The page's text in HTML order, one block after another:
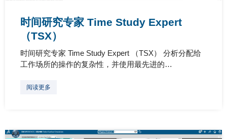
时间研究专家 Time Study Expert
（TSX）
时间研究专家 Time Study Expert （TSX） 分析分配给
工作场所的操作的复杂性，并使用最先进的…
阅读更多